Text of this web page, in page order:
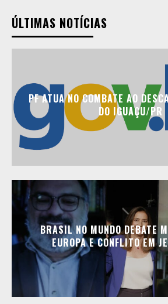
ÚLTIMAS NOTÍCIAS
PF ATUA NO COMBATE AO
DO IGUAÇU/PR
BRASIL NO MUNDO DEBATE
EUROPA E CONFLITO EM